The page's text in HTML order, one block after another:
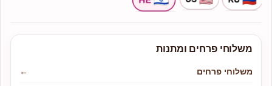
משלוחי פרחים ומתנות
משלוחי פרחים
←